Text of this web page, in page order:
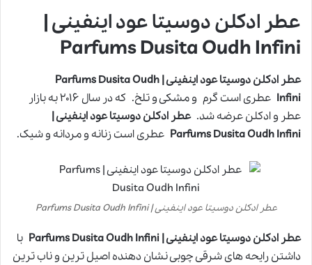
عطر ادکلن دوسیتا عود اینفینی |
Parfums Dusita Oudh Infini
عطر ادکلن دوسیتا عود اینفینی | Parfums Dusita Oudh
Infini
عطری است گرم و مشکی و تلخ. که در سال ۲۰۱۶ به بازار
عطر و ادکلن عرضه شد.عطر ادکلن دوسیتا عود اینفینی |
Parfums Dusita Oudh Infini عطری است زنانه و مردانه و شیک.
عطر ادکلن دوسیتا عود اینفینی | Parfums Dusita Oudh Infini
عطر ادکلن دوسیتا عود اینفینی | Parfums Dusita Oudh Infini
با
داشتن رایحه های شرقی چوبی نشان دهنده اصیل ترین و ناب ترین